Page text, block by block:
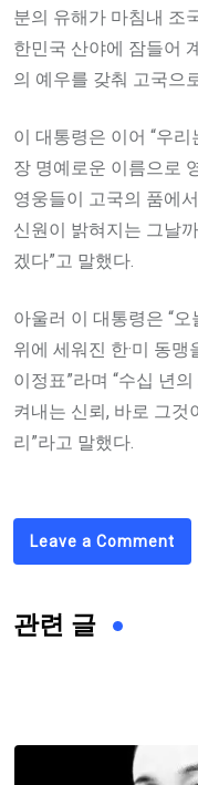
분의 유해가 마침내 조
한민국 산야에 잠들어
의 예우를 갖춰 고국으
이 대통령은 이어 “우리
장 명예로운 이름으로
영웅들이 고국의 품에
신원이 밝혀지는 그날
겠다”고 말했다.
아울러 이 대통령은 “
위에 세워진 한·미 동
이정표”라며 “수십 년
켜내는 신뢰, 바로 그것
리”라고 말했다.
Leave a Comment
관련 글